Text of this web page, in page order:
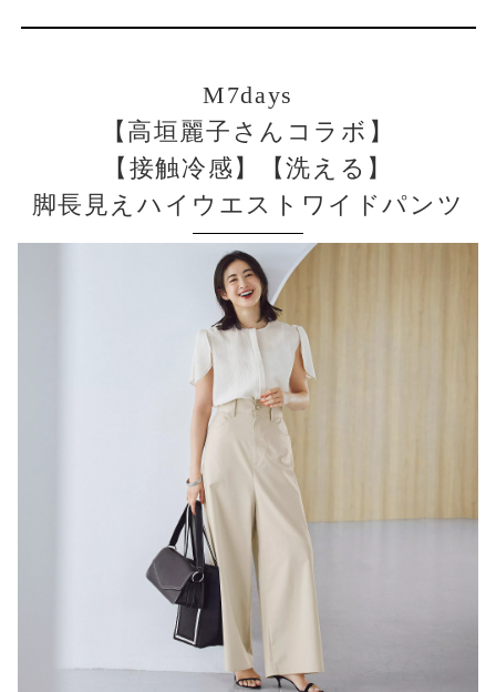
M7days
【高垣麗子さんコラボ】
【接触冷感】【洗える】
脚長見えハイウエストワイドパンツ